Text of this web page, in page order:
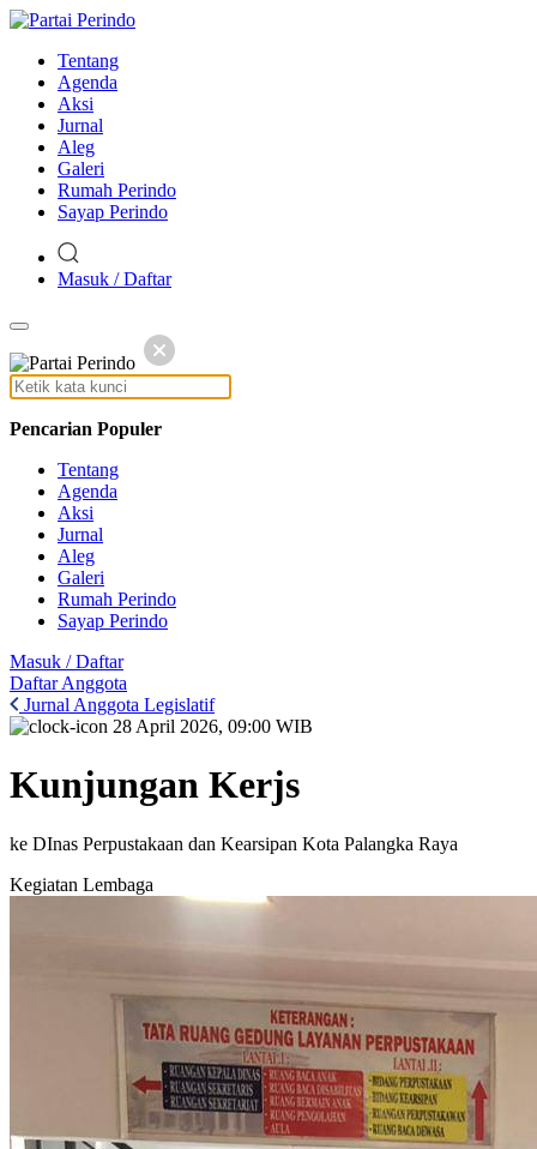
Tentang
Agenda
Aksi
Jurnal
Aleg
Galeri
Rumah Perindo
Sayap Perindo
Masuk / Daftar
Pencarian Populer
Tentang
Agenda
Aksi
Jurnal
Aleg
Galeri
Rumah Perindo
Sayap Perindo
Masuk / Daftar
Daftar Anggota
Jurnal Anggota Legislatif
28 April 2026, 09:00 WIB
Kunjungan Kerjs
ke DInas Perpustakaan dan Kearsipan Kota Palangka Raya
Kegiatan Lembaga